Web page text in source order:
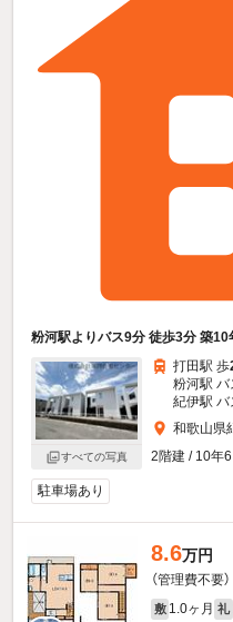
粉河駅よりバス9分 徒歩3分 築
すべての写真
打田駅 歩
粉河駅 バ
紀伊駅 バ
和歌山県
2階建 / 10年
駐車場あり
8.6万円
（管理費不要）
敷 1.0ヶ月 礼